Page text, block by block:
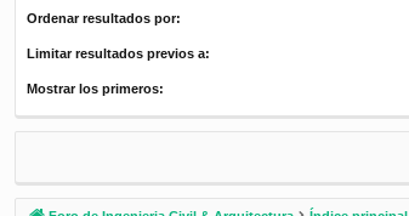
Ordenar resultados por:
Limitar resultados previos a:
Mostrar los primeros: